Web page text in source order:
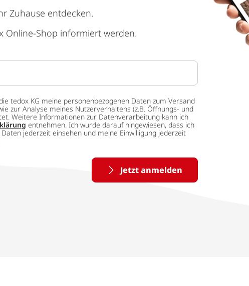
Zuhause entdecken.
Online-Shop informiert werden.
tedox KG meine personenbezogenen Daten zum Versand
zur Analyse meines Nutzerverhaltens (z.B. Öffnungs- und
Weitere Informationen zur Datenverarbeitung kann ich
entnehmen. Ich wurde darauf hingewiesen, dass ich
jederzeit einsehen und meine Einwilligung jederzeit
Jetzt anmelden